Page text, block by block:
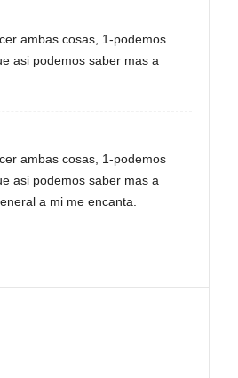
ambas cosas, 1-podemos
asi podemos saber mas a
ambas cosas, 1-podemos
asi podemos saber mas a
a mi me encanta.